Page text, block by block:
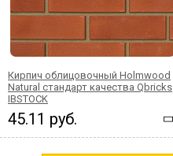
Кирпич облицовочный Holmwood
Natural стандарт качества Qbricks
IBSTOCK
45.11 руб.